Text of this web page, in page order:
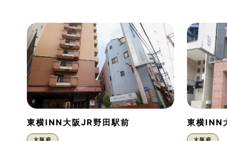
東横INN大阪JR野田駅前
大阪府
東横INN
大阪府